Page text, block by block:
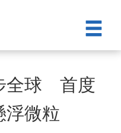
全球 首度
浮微粒